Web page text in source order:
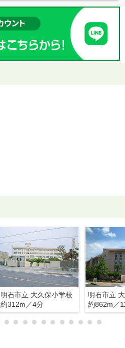
明石市立 大久保小学校
約312m／4分
約862m／